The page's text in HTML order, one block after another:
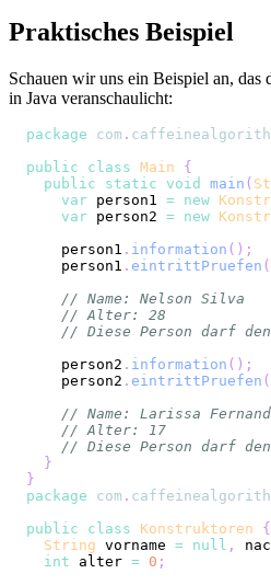
Praktisches Beispiel
Schauen wir uns ein Beispiel an,
in Java veranschaulicht:
package com .
public
class Main
{
public
static void main (
var person1 = new
var person2 = new
    person1
. information ( ) ;
    person1
. eintrittPruefen (
// Name: Nelson Silva
// Alter: 28
// Diese Person darf
    person2
. information ( ) ;
    person2
. eintrittPruefen (
// Name: Larissa
// Alter: 17
// Diese Person darf
}
}
package
com .
public
class Konstruktoren
{
String vorname = null ,
int alter = 0 ;